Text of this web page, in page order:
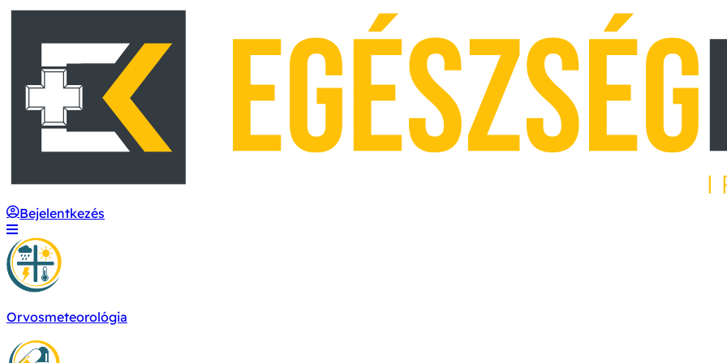
Bejelentkezés
Orvosmeteorológia